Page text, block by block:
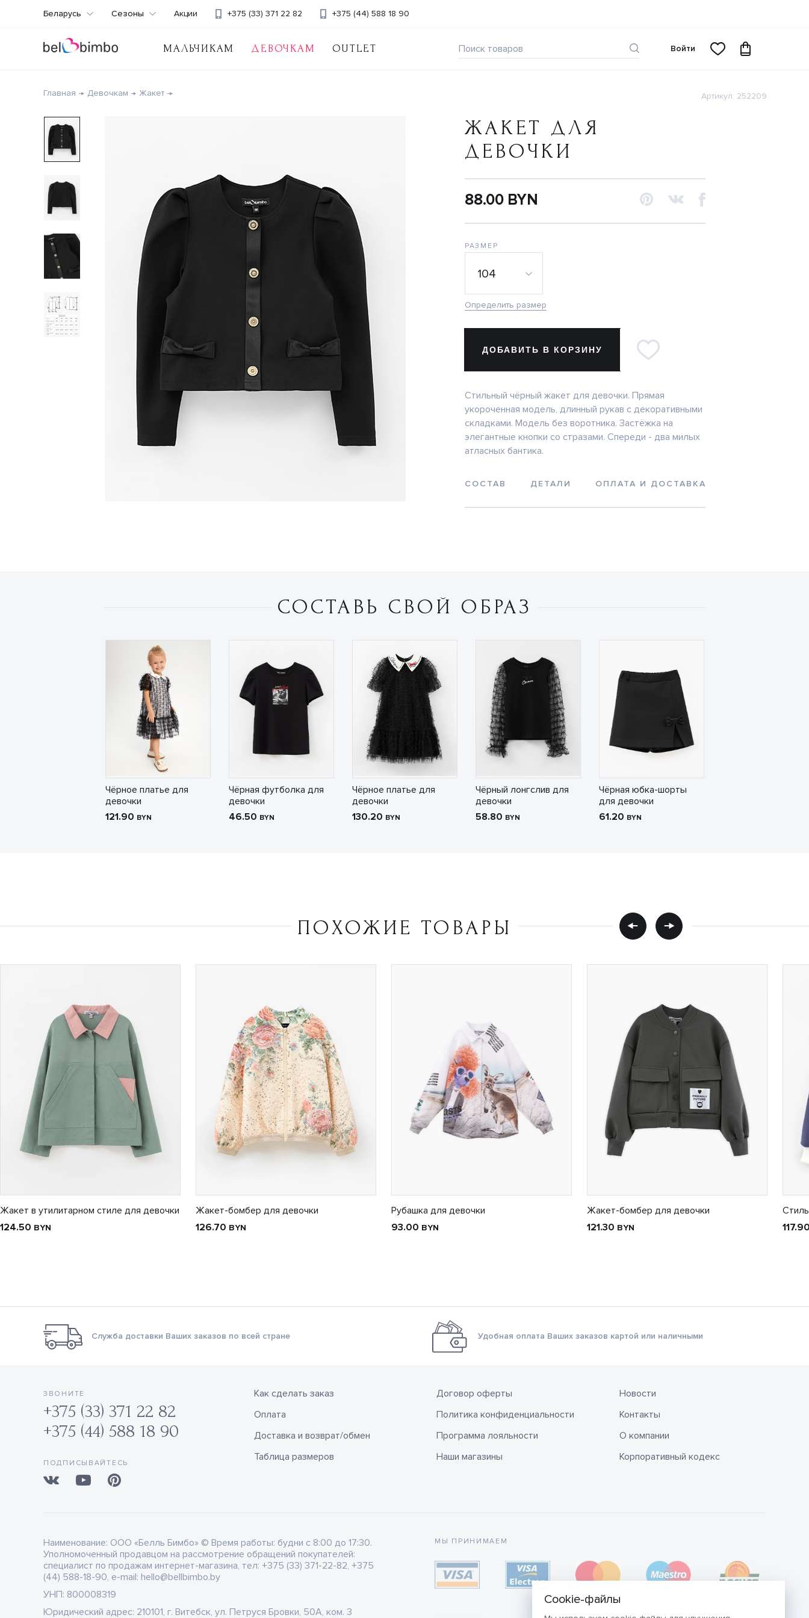
МАЛЬЧИКАМ ДЕВОЧКАМ OUTLET
+375 (33) 371 22 82 +375 (44) 588 18 90
Беларусь Сезоны Акции
Войти
Главная Девочкам Жакет Артикул: 252209
ЖАКЕТ ДЛЯ
ДЕВОЧКИ
88.00 BYN
РАЗМЕР
104
Определить размер
ДОБАВИТЬ В КОРЗИНУ
Стильный чёрный жакет для девочки. Прямая
укороченная модель, длинный рукав с декоративными
складками. Модель без воротника. Застёжка на
элегантные кнопки со стразами. Спереди - два милых
атласных бантика.
СОСТАВ ДЕТАЛИ ОПЛАТА И ДОСТАВКА
СОСТАВЬ СВОЙ ОБРАЗ
Чёрное платье для
девочки
121.90 BYN
Чёрная футболка для
девочки
46.50 BYN
Чёрное платье для
девочки
130.20 BYN
Чёрный лонгслив для
девочки
58.80 BYN
Чёрная юбка-шорты
для девочки
61.20 BYN
ПОХОЖИЕ ТОВАРЫ
Жакет в утилитарном стиле для девочки
124.50 BYN
Жакет-бомбер для девочки
126.70 BYN
Рубашка для девочки
93.00 BYN
Жакет-бомбер для девочки
121.30 BYN
Служба доставки Ваших заказов по всей стране Удобная оплата Ваших заказов картой или наличными
ЗВОНИТЕ
+375 (33) 371 22 82
+375 (44) 588 18 90
ПОДПИСЫВАЙТЕСЬ
Как сделать заказ
Оплата
Доставка и возврат/обмен
Таблица размеров
Договор оферты
Политика конфиденциальности
Программа лояльности
Наши магазины
Новости
Контакты
О компании
Корпоративный кодекс
Наименование: ООО «Белль Бимбо» © Время работы: будни с 8:00 до 17:30.
Уполномоченный продавцом на рассмотрение обращений покупателей:
специалист по продажам интернет-магазина, тел: +375 (33) 371-22-82, +375
(44) 588-18-90, e-mail: hello@bellbimbo.by
УНП: 800008319
Юридический адрес: 210101, г. Витебск, ул. Петруся Бровки, 50А, ком. 3
МЫ ПРИНИМАЕМ